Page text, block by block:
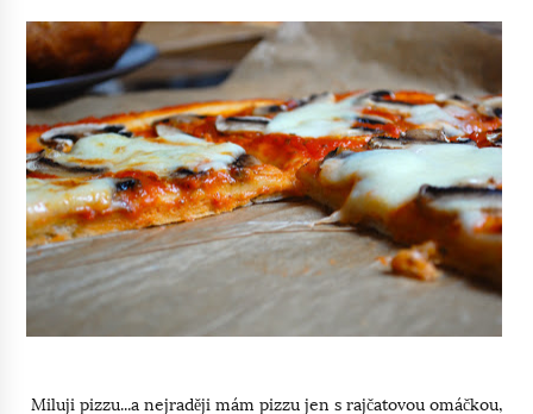
Miluji pizzu...a nejraději mám pizzu jen s rajčatovou omáčkou,